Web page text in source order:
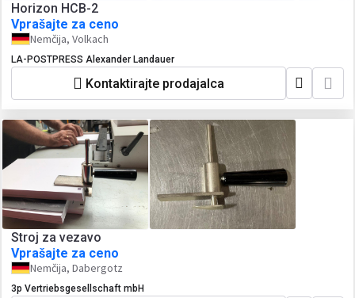
Horizon HCB-2
Vprašajte za ceno
Nemčija, Volkach
LA-POSTPRESS Alexander Landauer
Kontaktirajte prodajalca
Stroj za vezavo
Vprašajte za ceno
Nemčija, Dabergotz
3p Vertriebsgesellschaft mbH